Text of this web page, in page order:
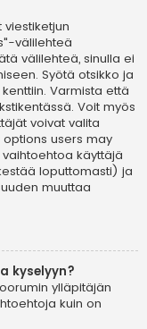
välilehteä
välilehteä, sinulla ei
Syötä otsikko ja
Varmista että
Voit myös
voivat valita
users may
käyttäjä
loputtomasti) ja
muuttaa
kyselyyn?
ylläpitäjän
kuin on